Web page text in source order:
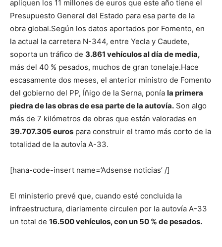
apliquen los 11 millones de euros que este año tiene el
Presupuesto General del Estado para esa parte de la
obra global.Según los datos aportados por Fomento, en
la actual la carretera N-344, entre Yecla y Caudete,
soporta un tráfico de 3.861 vehículos al día de media,
más del 40 % pesados, muchos de gran tonelaje.Hace
escasamente dos meses, el anterior ministro de Fomento
del gobierno del PP, Íñigo de la Serna, ponía la primera
piedra de las obras de esa parte de la autovía. Son algo
más de 7 kilómetros de obras que están valoradas en
39.707.305 euros para construir el tramo más corto de la
totalidad de la autovía A-33.
[hana-code-insert name=’Adsense noticias’ /]
El ministerio prevé que, cuando esté concluida la
infraestructura, diariamente circulen por la autovía A-33
un total de 16.500 vehículos, con un 50 % de pesados.